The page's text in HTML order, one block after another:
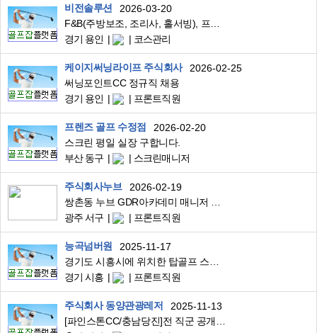
비전솔루션
2026-03-20
경기 용인
코스관리
케이지써닝라이프 주식회사
2026-02-25
써닝포인트CC 정규직 채용
경기 용인
프론트직원
프렌즈 골프 수정점
2026-02-20
스크린 평일 실장 구합니다.
부산 동구
스크린매니저
주식회사누브
2026-02-19
광주 서구
프론트직원
능곡넘버원
2025-11-17
경기 시흥
프론트직원
주식회사 동양관광레저
2025-11-13